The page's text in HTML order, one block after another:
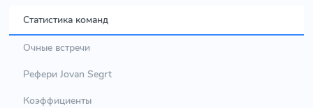
Статистика команд
Очные встречи
Рефери Jovan Segrt
Коэффициенты